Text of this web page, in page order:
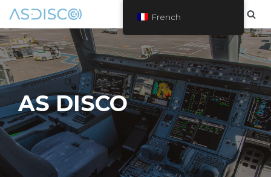
Skip
to
content
AS DISCO
French